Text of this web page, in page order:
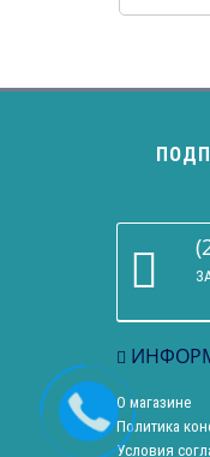
О магазине
Политика
Условия